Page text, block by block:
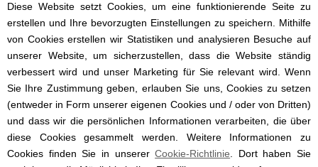
Diese Website setzt Cookies, um eine funktionierende Seite zu
erstellen und Ihre bevorzugten Einstellungen zu speichern. Mithilfe
von Cookies erstellen wir Statistiken und analysieren Besuche auf
unserer Website, um sicherzustellen, dass die Website ständig
verbessert wird und unser Marketing für Sie relevant wird. Wenn
Sie Ihre Zustimmung geben, erlauben Sie uns, Cookies zu setzen
(entweder in Form unserer eigenen Cookies und / oder von Dritten)
und dass wir die persönlichen Informationen verarbeiten, die über
diese Cookies gesammelt werden. Weitere Informationen zu
Cookies finden Sie in unsererCookie-Richtlinie . Dort haben Sie
einer Erstlingsausstattung oder ein gern
gesehenes Geschenk zur Geburt oder
Taufe.
Weitere Geschenkinspirationen